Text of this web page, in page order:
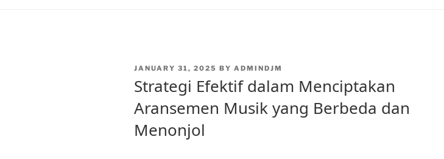
POSTED
JANUARY 31, 2025 BY ADMINDJM
Strategi Efektif dalam Menciptakan
Aransemen Musik yang Berbeda dan
Menonjol